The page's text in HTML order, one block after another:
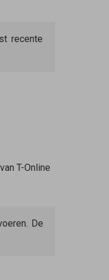
recente
T-Online
De